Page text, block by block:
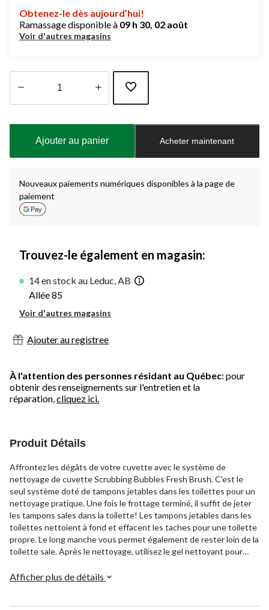
Obtenez-le dès aujourd’hui!
Ramassage disponible à 09 h 30, 02 août
Voir d'autres magasins
à
Ajouter au panier Acheter maintenant
Nouveaux paiements numériques disponibles à la page de
paiement
Trouvez-le également en magasin:
14 en stock au Leduc, AB
Allée 85
Voir d'autres magasins
Ajouter au registree
À l'attention des personnes résidant au Québec: pour
obtenir des renseignements sur l'entretien et la
réparation,cliquez ici.
Produit Détails
Affrontez les dégâts de votre cuvette avec le système de
nettoyage de cuvette Scrubbing Bubbles Fresh Brush. C'est le
seul système doté de tampons jetables dans les toilettes pour un
nettoyage pratique. Une fois le frottage terminé, il suffit de jeter
les tampons sales dans la toilette! Les tampons jetables dans les
toilettes nettoient à fond et effacent les taches pour une toilette
propre. Le long manche vous permet également de rester loin de la
toilette sale. Après le nettoyage, utilisez le gel nettoyant pour
Afficher plus de détails